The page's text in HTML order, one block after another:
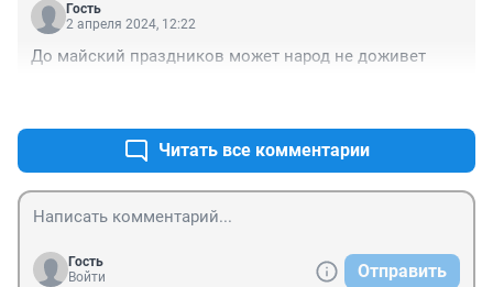
Гость
2 апреля 2024, 12:22
До майский праздников может народ не доживет
Читать все комментарии
Гость
Войти
Отправить